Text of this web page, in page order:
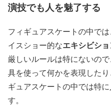
演技でも人を魅了する
フィギュアスケートの中で
イスショー的なエキシビシ
厳しいルールは特にないの
具を使って何かを表現したり
ギュアスケートの中では特
す。